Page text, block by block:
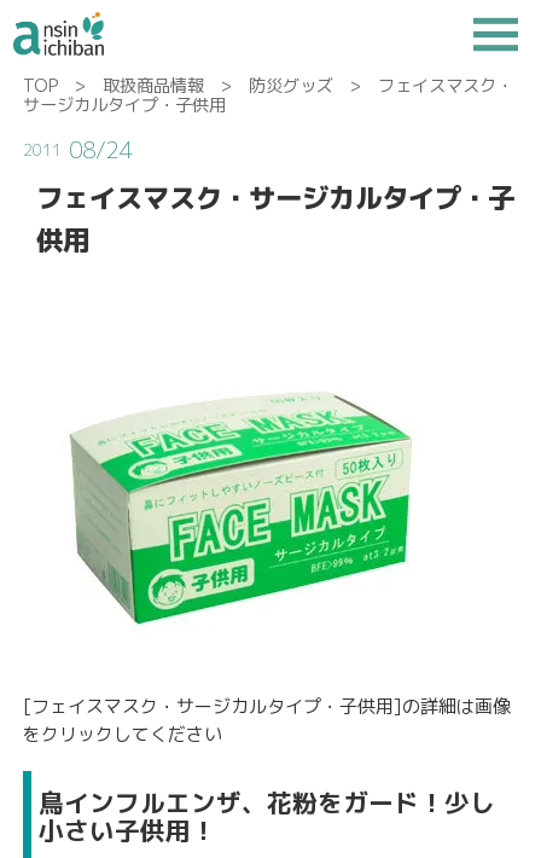
TOP> 取扱商品情報> 防災グッズ> フェイスマスク・
サージカルタイプ・子供用
2011 08/24
フェイスマスク・サージカルタイプ・子
供用
[フェイスマスク・サージカルタイプ・子供用]の詳細は画像
をクリックしてください
鳥インフルエンザ、花粉をガード！少し
小さい子供用！